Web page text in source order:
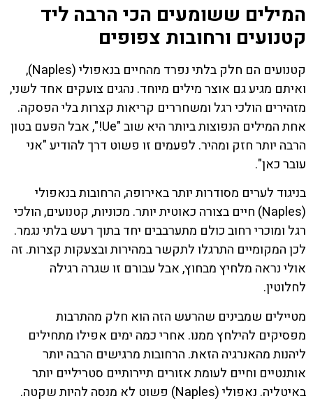
המילים ששומעים הכי הרבה ליד
קטנועים ורחובות צפופים
קטנועים הם חלק בלתי נפרד מהחיים בנאפולי (Naples),
ואיתם מגיע גם אוצר מילים מיוחד. נהגים צועקים אחד לשני,
מזהירים הולכי רגל ומשחררים קריאות קצרות בלי הפסקה.
אחת המילים הנפוצות ביותר היא שוב "Ue!", אבל הפעם בטון
הרבה יותר חזק ומהיר. לפעמים זו פשוט דרך להודיע "אני
עובר כאן".
בניגוד לערים מסודרות יותר באירופה, הרחובות בנאפולי
(Naples) חיים בצורה כאוטית יותר. מכוניות, קטנועים, הולכי
רגל ומוכרי רחוב כולם מתערבבים יחד בתוך רעש בלתי נגמר.
לכן המקומיים התרגלו לתקשר במהירות ובצעקות קצרות. זה
אולי נראה מלחיץ מבחוץ, אבל עבורם זו שגרה רגילה
לחלוטין.
מטיילים שמבינים שהרעש הזה הוא חלק מהתרבות
מפסיקים להילחץ ממנו. אחרי כמה ימים אפילו מתחילים
ליהנות מהאנרגיה הזאת. הרחובות מרגישים הרבה יותר
אותנטיים וחיים לעומת אזורים תיירותיים סטריליים יותר
באיטליה. נאפולי (Naples) פשוט לא מנסה להיות שקטה.